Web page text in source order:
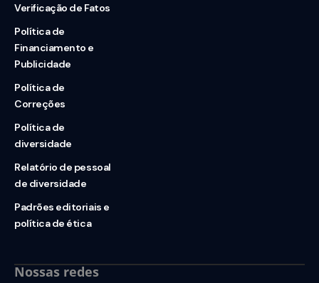
Verificação de Fatos
Política de
Financiamento e
Publicidade
Política de
Correções
Política de
diversidade
Relatório de pessoal
de diversidade
Padrões editoriais e
política de ética
Nossas redes